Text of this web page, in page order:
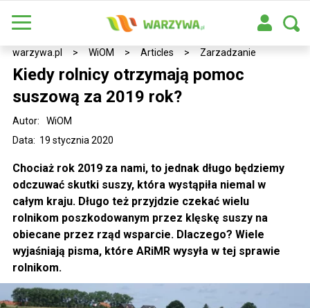
warzywa.pl > WiOM > Articles > Zarzadzanie
Kiedy rolnicy otrzymają pomoc
suszową za 2019 rok?
Data: 19 stycznia 2020
Autor: WiOM
Chociaż rok 2019 za nami, to jednak długo będziemy
odczuwać skutki suszy, która wystąpiła niemal w
całym kraju. Długo też przyjdzie czekać wielu
rolnikom poszkodowanym przez klęskę suszy na
obiecane przez rząd wsparcie. Dlaczego? Wiele
wyjaśniają pisma, które ARiMR wysyła w tej sprawie
rolnikom.